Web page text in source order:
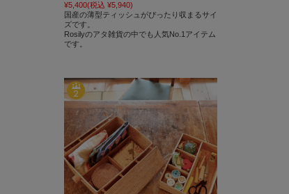
¥5,400(税込 ¥5,940)
国産の薄型ティッシュがぴったり収まるサイ
ズです。
Rosilyのアタ雑貨の中でも人気No.1アイテム
です。